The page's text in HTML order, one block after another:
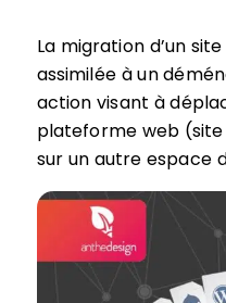
La migration d’un
assimilée à un
action visant à
plateforme web
sur un autre espace